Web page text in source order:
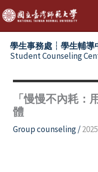
Skip
to
content
學生事務處┆學生輔導
Student Counseling
「慢慢不內耗：
體
Group counseling/